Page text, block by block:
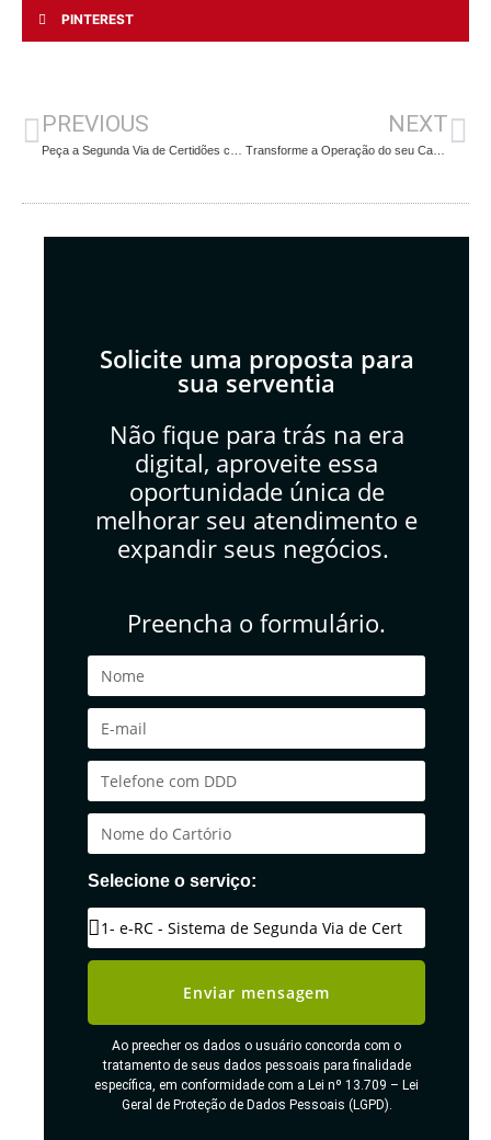
PINTEREST
PREVIOUS NEXT
Transforme a Operação do seu Cartório com Eficiência e Segurança em Conformidade com a LGPD
Solicite uma proposta para
sua serventia
Não fique para trás na era
digital, aproveite essa
oportunidade única de
melhorar seu atendimento e
expandir seus negócios.
Preencha o formulário.
Selecione o serviço:
Enviar mensagem
Ao preecher os dados o usuário concorda com o
tratamento de seus dados pessoais para finalidade
específica, em conformidade com a Lei nº 13.709 – Lei
Geral de Proteção de Dados Pessoais (LGPD).